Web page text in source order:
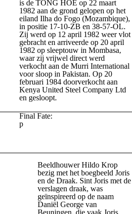
is de TONG HOE op 22 maart
1982 aan de grond gelopen op het
eiland Ilha do Fogo (Mozambique),
in positie 17-10-ZB en 38-57-OL.
Zij werd op 12 april 1982 weer vlot
gebracht en arriveerde op 20 april
1982 op sleeptouw in Mombasa,
waar zij vrijwel direct werd
verkocht aan de Murri International
voor sloop in Pakistan. Op 20
februari 1984 doorverkocht aan
Kenya United Steel Company Ltd
en gesloopt.
Final Fate:
p
Beeldhouwer Hildo Krop
bezig met het boegbeeld Joris
en de Draak. Sint Joris met de
verslagen draak, was
geïnspireerd op de naam
Daniël George van
Beuningen, die vaak Joris